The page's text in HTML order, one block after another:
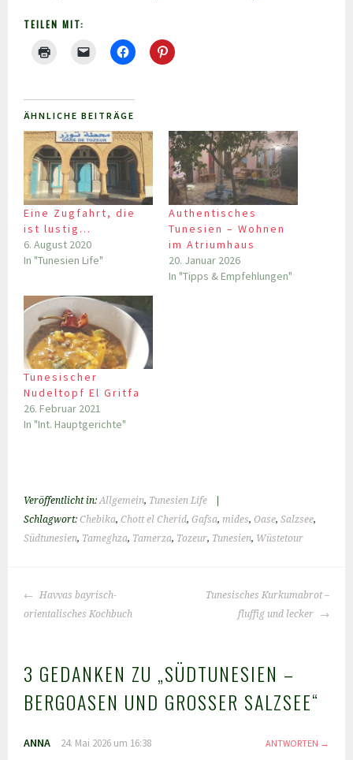
TEILEN MIT:
ÄHNLICHE BEITRÄGE
Eine Zugfahrt, die
ist lustig…
6. August 2020
In "Tunesien Life"
Authentisches
Tunesien – Wohnen
im Atriumhaus
20. Januar 2026
In "Tipps & Empfehlungen"
Tunesischer
Nudeltopf El Gritfa
26. Februar 2021
In "Int. Hauptgerichte"
Veröffentlicht in:Allgemein, Tunesien Life
Schlagwort:Chebika,Chott el Cherid,Gafsa,mides,Oase,Salzsee,
Südtunesien, Tameghza, Tamerza, Tozeur, Tunesien, Wüstetour
BEITRAGS-
NAVIGATION
Havvas bayrisch-
orientalisches Kochbuch
Tunesisches Kurkumabrot –
fluffig und lecker
3 GEDANKEN ZU „SÜDTUNESIEN –
BERGOASEN UND GROSSER SALZSEE “
ANNA 24. Mai 2026 um 16:38 ANTWORTEN